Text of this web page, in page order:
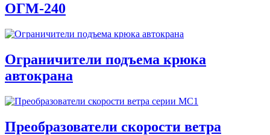
ОГМ-240
Ограничители подъема крюка
автокрана
Преобразователи скорости ветра